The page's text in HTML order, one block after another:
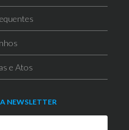
e Atos
NEWSLETTER